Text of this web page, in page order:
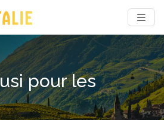
pour les